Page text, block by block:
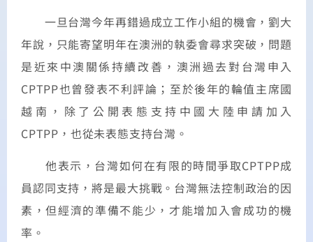
一旦台灣今年再錯過成立工作小組的機會，劉大
年說，只能寄望明年在澳洲的執委會尋求突破，問題
是近來中澳關係持續改善，澳洲過去對台灣申入
CPTPP也曾發表不利評論；至於後年的輪值主席國
越南，除了公開表態支持中國大陸申請加入
CPTPP，也從未表態支持台灣。
他表示，台灣如何在有限的時間爭取CPTPP成
員認同支持，將是最大挑戰。台灣無法控制政治的因
素，但經濟的準備不能少，才能增加入會成功的機
率。